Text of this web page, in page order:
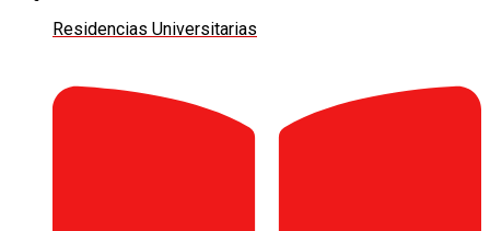
Residencias Universitarias